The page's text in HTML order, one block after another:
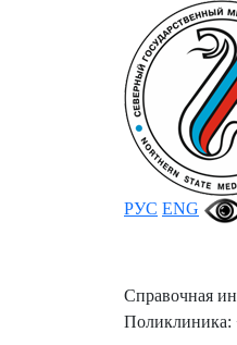
РУС ENG
Справочная
Поликлиника: